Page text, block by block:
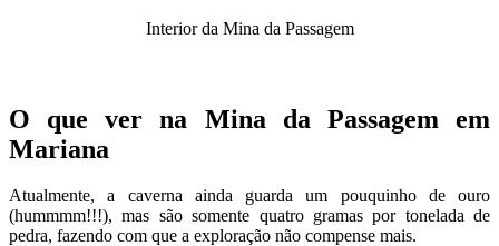
Interior da Mina da Passagem
O que ver na Mina da Passagem em
Mariana
Atualmente, a caverna ainda guarda um pouquinho de ouro
(hummmm!!!), mas são somente quatro gramas por tonelada de
pedra, fazendo com que a exploração não compense mais.